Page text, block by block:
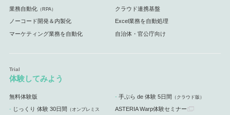
業務自動化（RPA） クラウド連携基盤
ノーコード開発＆内製化 Excel業務を自動処理
マーケティング業務を自動化 自治体・官公庁向け
体験してみよう
無料体験版 手ぶら de 体験 5日間 （クラウド版）
じっくり 体験 30日間 （オンプレミス ASTERIA Warp体験セミナー